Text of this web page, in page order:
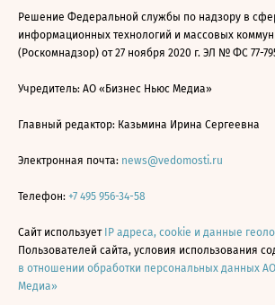
Решение Федеральной службы по надзору в
информационных технологий и массовых
(Роскомнадзор) от 27 ноября 2020 г. ЭЛ № ФС 77-
Учредитель: АО «Бизнес Ньюс Медиа»
Главный редактор: Казьмина Ирина Сергеевна
Электронная почта: news@vedomosti.ru
Телефон: +7 495 956-34-58
Сайт использует IP адреса, cookie и данные
Пользователей сайта, условия использования
в отношении обработки персональных данных
Медиа»